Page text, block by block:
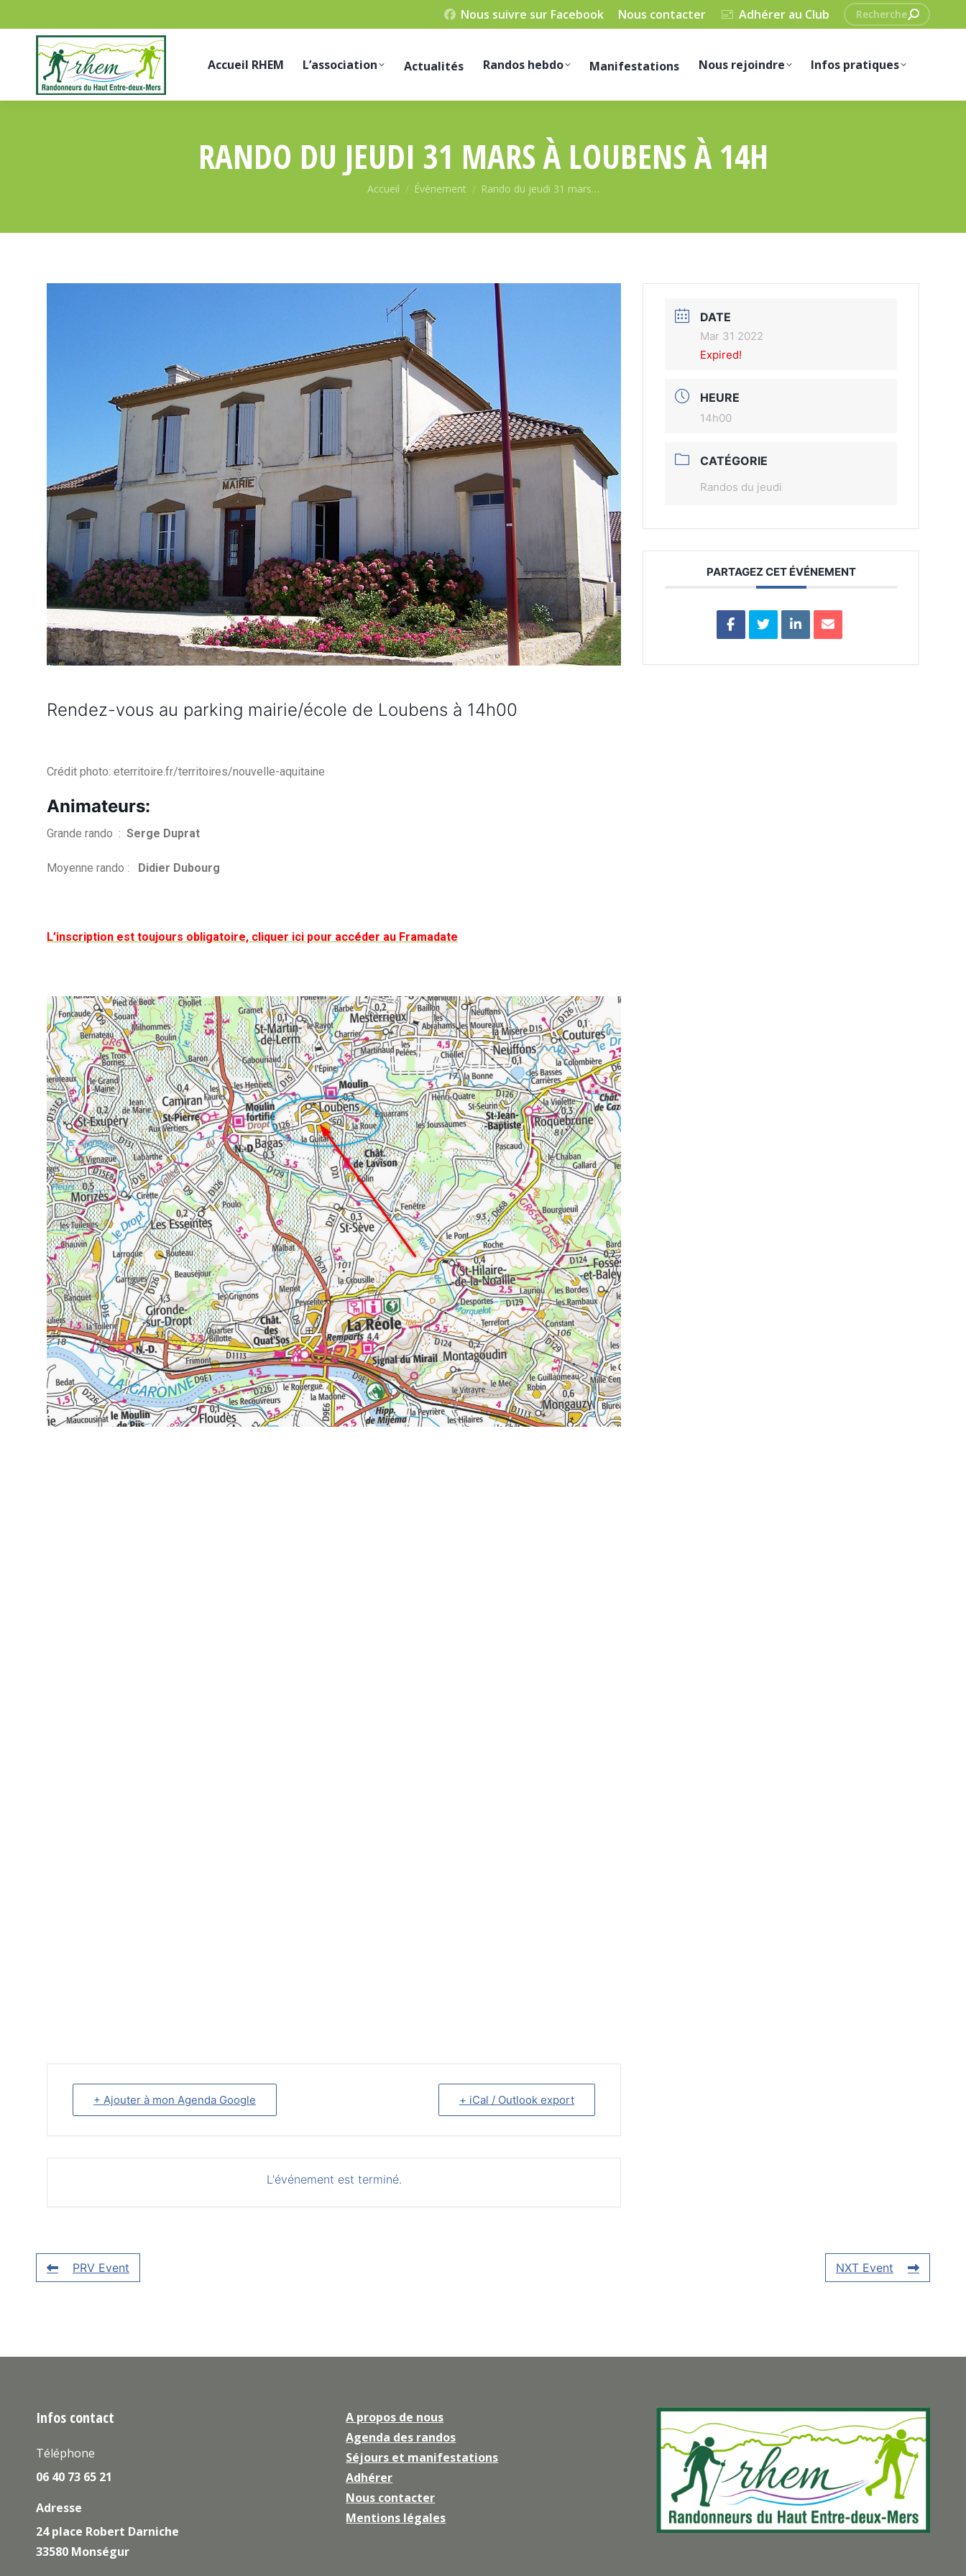
Nous suivre sur Facebook Nous contacter Adhérer au Club
Recherche
:
Accueil RHEM L’association Actualités Randos hebdo Manifestations Nous rejoindre Infos pratiques
RANDO DU JEUDI 31 MARS À LOUBENS À 14H
Vous êtes ici :
Accueil Événement Rando du jeudi 31 mars…
Rendez-vous au parking mairie/école de Loubens à 14h00
Crédit photo: eterritoire.fr/territoires/nouvelle-aquitaine
Animateurs:
Grande rando : Serge Duprat
Moyenne rando : Didier Dubourg
L’inscription est toujours obligatoire, cliquer ici pour accéder au Framadate
+ Ajouter à mon Agenda Google + iCal / Outlook export
L'événement est terminé.
DATE
Mar 31 2022
Expired!
HEURE
14h00
CATÉGORIE
Randos du jeudi
PARTAGEZ CET ÉVÉNEMENT
PRV Event NXT Event
Infos contact
Téléphone
06 40 73 65 21
Adresse
24 place Robert Darniche
33580 Monségur
A propos de nous
Agenda des randos
Séjours et manifestations
Adhérer
Nous contacter
Mentions légales